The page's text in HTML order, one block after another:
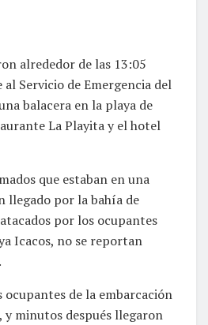
alrededor de las 13:05
Servicio de Emergencia del
balacera en la playa de
La Playita y el hotel
que estaban en una
llegado por la bahía de
por los ocupantes
Icacos, no se reportan
de la embarcación
minutos después llegaron